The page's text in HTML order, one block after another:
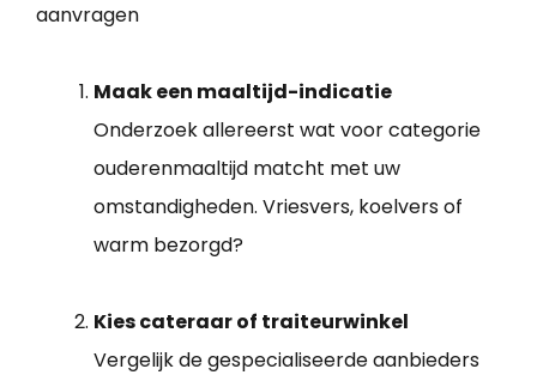
aanvragen
Maak een maaltijd-indicatie
Onderzoek allereerst wat voor categorie
ouderenmaaltijd matcht met uw
omstandigheden. Vriesvers, koelvers of
warm bezorgd?
Kies cateraar of traiteurwinkel
Vergelijk de gespecialiseerde aanbieders